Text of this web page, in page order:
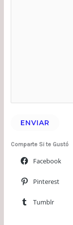
ENVIAR
Comparte Si te Gustó
Facebook
Pinterest
Tumblr